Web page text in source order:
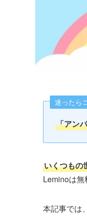
迷ったら
「アン
いくつもの
Leminoは無
本記事では、